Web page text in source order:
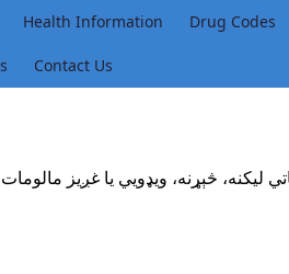
Health Information Drug Codes
Contact Us
ليکنه، څېړنه، ويډويي يا غږيز